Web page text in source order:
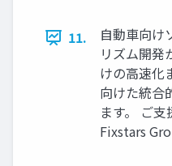
11.
自動車向け
リズム開発
けの高速化
向けた統合
ます。 ご
Fixstars